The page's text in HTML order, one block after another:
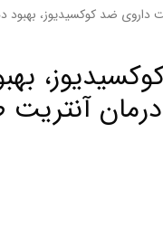
ضد کوکسیدیوز، بهبود
آنتریت